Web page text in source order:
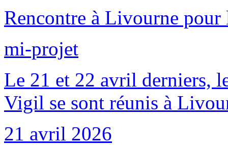
Rencontre à Livourne pour
mi-projet
Le 21 et 22 avril derniers,
Vigil se sont réunis à
21 avril 2026